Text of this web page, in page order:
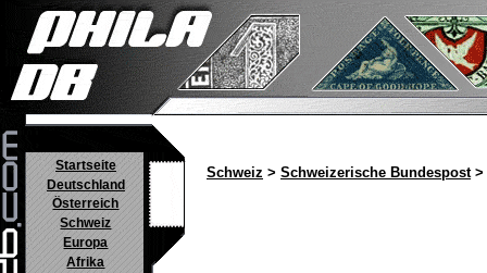
Startseite
Deutschland
Österreich
Schweiz
Europa
Afrika
Schweiz > Schweizerische Bundespost>